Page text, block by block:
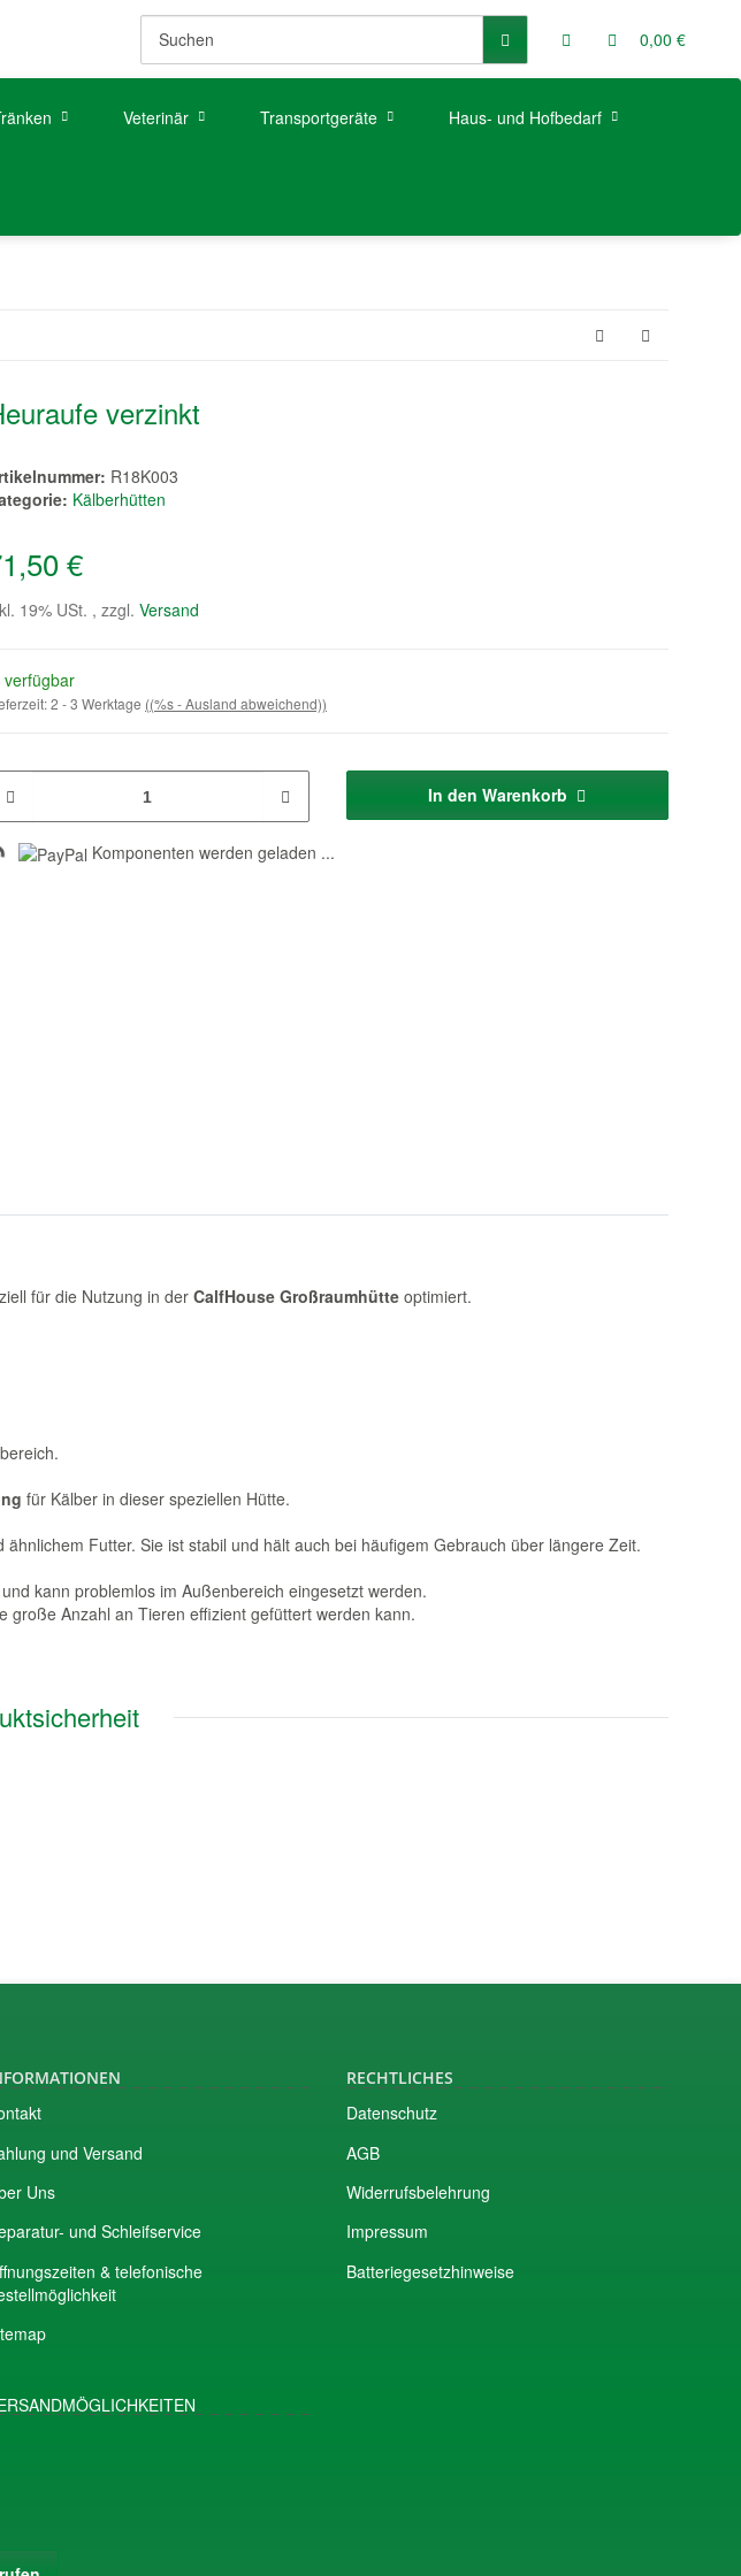
0,00 €
Veterinär Transportgeräte Haus- und Hofbedarf
verzinkt
R18K003
Kälberhütten
€
19% USt. , zzgl. Versand
verfügbar
2 - 3 Werktage ((%s - Ausland abweichend))
In den Warenkorb
Komponenten werden geladen ...
für die Nutzung in der CalfHouse Großraumhütte optimiert.
für Kälber in dieser speziellen Hütte.
ähnlichem Futter. Sie ist stabil und hält auch bei häufigem Gebrauch über längere Zeit.
kann problemlos im Außenbereich eingesetzt werden.
große Anzahl an Tieren effizient gefüttert werden kann.
und Versand
Uns
und Schleifservice
& telefonische
RECHTLICHES
Datenschutz
AGB
Widerrufsbelehrung
Impressum
Batteriegesetzhinweise